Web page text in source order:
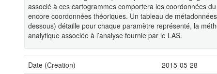
associé à ces cartogrammes comportera les coordonnées
encore coordonnées théoriques. Un tableau de
dessous) détaille pour chaque paramètre représenté, la
analytique associée à l’analyse fournie par le LAS.
Date (Creation)
2015-05-28